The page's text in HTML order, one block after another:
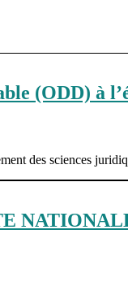
(ODD) à
des sciences